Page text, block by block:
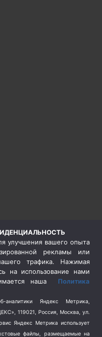
улучшения вашего опыта
рекламы или
трафика. Нажимая
на использование нами
наша Политика
аналитики Яндекс Метрика,
119021, Россия, Москва, ул.
Яндекс Метрика использует
файлы, размещаемые на